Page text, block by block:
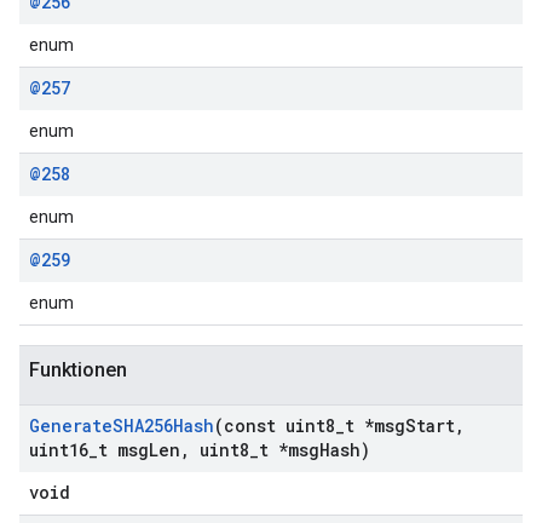
enum
@257
enum
@258
enum
@259
enum
Funktionen
GenerateSHA256Hash(const uint8 t *msgStart,
uint16 t msgLen , uint8 t *msgHash)
void